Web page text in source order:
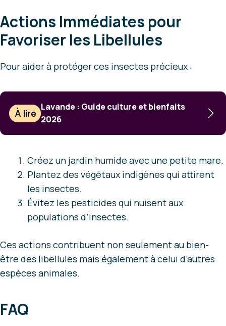
Actions Immédiates pour
Favoriser les Libellules
Pour aider à protéger ces insectes précieux :
À lire
Lavande : Guide culture et bienfaits
2026
Créez un jardin humide avec une petite mare.
Plantez des végétaux indigènes qui attirent
les insectes.
Évitez les pesticides qui nuisent aux
populations d’insectes.
Ces actions contribuent non seulement au bien-
être des libellules mais également à celui d’autres
espèces animales.
FAQ